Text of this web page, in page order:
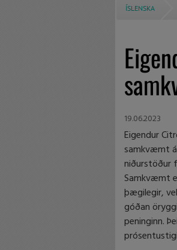
ÍSLENSKA
19.06.2023
Eigendur
samkvæmt
niðurstöður
Samkvæmt
þægilegir,
góðan
peninginn.